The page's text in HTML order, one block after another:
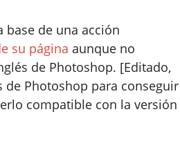
base de una acción
su página aunque no
de Photoshop. [Editado,
de Photoshop para conseguir
compatible con la versión